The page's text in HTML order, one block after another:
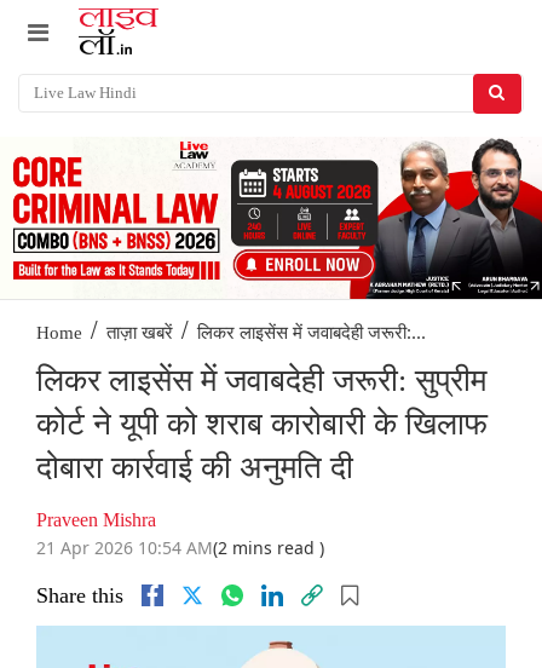
Home / ताज़ा खबरें / लिकर लाइसेंस में जवाबदेही जरूरी:...
लिकर लाइसेंस में जवाबदेही जरूरी: सुप्रीम
कोर्ट ने यूपी को शराब कारोबारी के खिलाफ
दोबारा कार्रवाई की अनुमति दी
Praveen Mishra
21 Apr 2026 10:54 AM(2 mins read )
Share this